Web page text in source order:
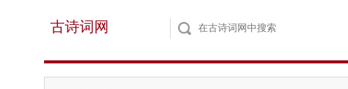
古诗词网